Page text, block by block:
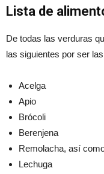
Lista de
De todas las verduras
las siguientes por ser
Acelga
Apio
Brócoli
Berenjena
Remolacha, así
Lechuga